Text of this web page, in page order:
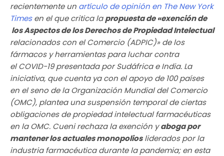
recientemente un artículo de opinión en The New York
Timesen el que critica lapropuesta de «exención de
los Aspectos de los Derechos de Propiedad Intelectual
relacionados con el Comercio (ADPIC)» de los
fármacos y herramientas para luchar contra
el COVID-19 presentada por Sudáfrica e India. La
iniciativa, que cuenta ya con el apoyo de 100 países
en el seno de la Organización Mundial del Comercio
(OMC), plantea una suspensión temporal de ciertas
obligaciones de propiedad intelectual farmacéuticas
en la OMC. Cueni rechaza la exención yaboga por
mantener los actuales monopoliosliderados por la
industria farmacéutica durante la pandemia; en esta